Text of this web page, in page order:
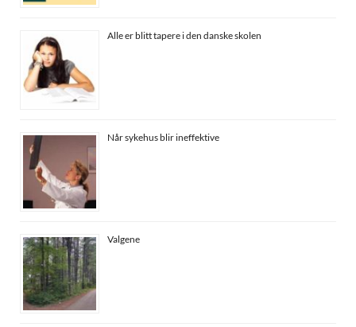
Alle er blitt tapere i den danske skolen
Når sykehus blir ineffektive
Valgene